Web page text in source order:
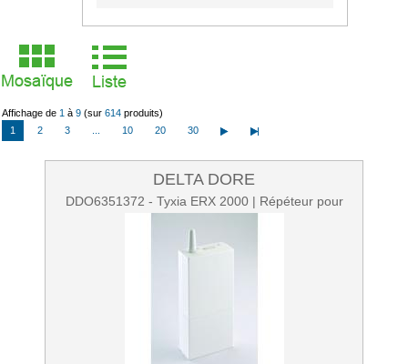
Affichage de 1 à 9 (sur 614 produits)
1
2 3 10 20 30
DELTA DORE
DDO6351372 - Tyxia ERX 2000 | Répéteur pour